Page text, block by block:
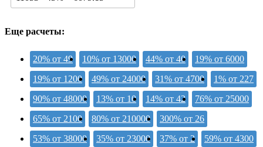
Еще расчеты:
20% от 49 10% от 13000 44% от 40
19% от 6000
19% от 1200
49% от 24000 31% от 4700
1% от 227
90% от 48000
13% от 10 14% от 42
76% от 25000
65% от 2100
80% от 210000
300% от 26
53% от 38000
35% от 23000 37% от 2 59% от 4300